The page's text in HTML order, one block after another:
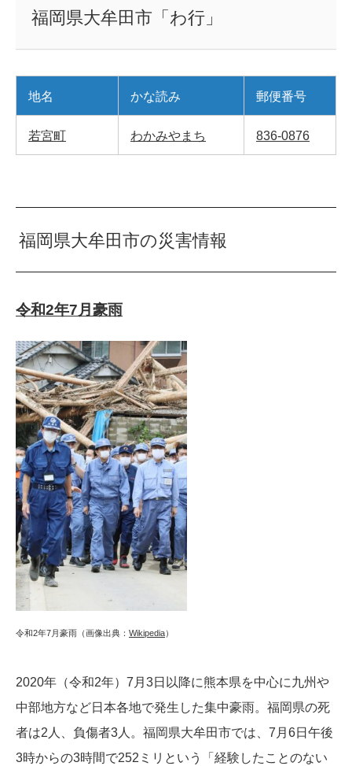
福岡県大牟田市「わ行」
地名 かな読み 郵便番号
若宮町 わかみやまち 836-0876
福岡県大牟田市の災害情報
令和2年7月豪雨
令和2年7月豪雨（画像出典： Wikipedia）
2020年（令和2年）7月3日以降に熊本県を中心に九州や
中部地方など日本各地で発生した集中豪雨。福岡県の死
者は2人、負傷者3人。福岡県大牟田市では、7月6日午後
3時からの3時間で252ミリという「経験したことのない